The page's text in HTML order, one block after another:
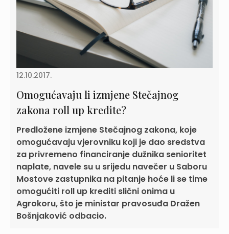
12.10.2017.
Omogućavaju li izmjene Stečajnog
zakona roll up kredite?
Predložene izmjene Stečajnog zakona, koje
omogućavaju vjerovniku koji je dao sredstva
za privremeno financiranje dužnika senioritet
naplate, navele su u srijedu navečer u Saboru
Mostove zastupnika na pitanje hoće li se time
omogućiti roll up krediti slični onima u
Agrokoru, što je ministar pravosuđa Dražen
Bošnjaković odbacio.